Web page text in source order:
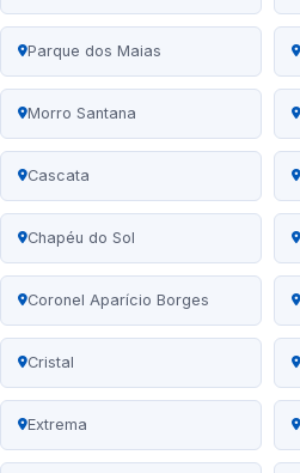
Parque dos Maias
Morro Santana
Cascata
Chapéu do Sol
Coronel Aparício Borges
Cristal
Extrema